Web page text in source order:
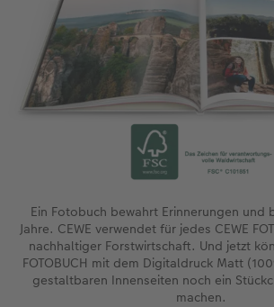
Ein Fotobuch bewahrt Erinnerungen und
Jahre. CEWE verwendet für jedes CEWE
nachhaltiger Forstwirtschaft. Und jetzt
FOTOBUCH mit dem Digitaldruck Matt
gestaltbaren Innenseiten noch ein
machen.